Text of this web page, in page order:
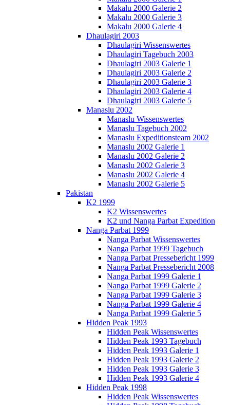
Makalu 2000 Galerie 2
Makalu 2000 Galerie 3
Makalu 2000 Galerie 4
Dhaulagiri 2003
Dhaulagiri Wissenswertes
Dhaulagiri Tagebuch 2003
Dhaulagiri 2003 Galerie 1
Dhaulagiri 2003 Galerie 2
Dhaulagiri 2003 Galerie 3
Dhaulagiri 2003 Galerie 4
Dhaulagiri 2003 Galerie 5
Manaslu 2002
Manaslu Wissenswertes
Manaslu Tagebuch 2002
Manaslu Expeditionsteam 2002
Manaslu 2002 Galerie 1
Manaslu 2002 Galerie 2
Manaslu 2002 Galerie 3
Manaslu 2002 Galerie 4
Manaslu 2002 Galerie 5
Pakistan
K2 1999
K2 Wissenswertes
K2 und Nanga Parbat Expedition
Nanga Parbat 1999
Nanga Parbat Wissenswertes
Nanga Parbat 1999 Tagebuch
Nanga Parbat Pressebericht 1999
Nanga Parbat Pressebericht 2008
Nanga Parbat 1999 Galerie 1
Nanga Parbat 1999 Galerie 2
Nanga Parbat 1999 Galerie 3
Nanga Parbat 1999 Galerie 4
Nanga Parbat 1999 Galerie 5
Hidden Peak 1993
Hidden Peak Wissenswertes
Hidden Peak 1993 Tagebuch
Hidden Peak 1993 Galerie 1
Hidden Peak 1993 Galerie 2
Hidden Peak 1993 Galerie 3
Hidden Peak 1993 Galerie 4
Hidden Peak 1998
Hidden Peak Wissenswertes